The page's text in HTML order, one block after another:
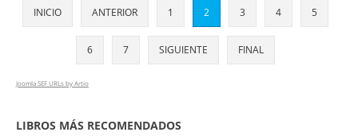
INICIO ANTERIOR 1 2 3 4 5
6 7 SIGUIENTE FINAL
Joomla SEF URLs by Artio
LIBROS MÁS RECOMENDADOS